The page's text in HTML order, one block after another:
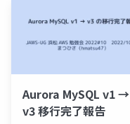
Aurora MySQL v1 →
v3 移行完了報告